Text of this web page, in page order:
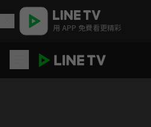
用 APP 免費看更精彩